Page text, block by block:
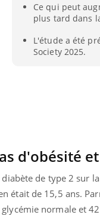
Ce qui peut
plus tard dans
L'étude a été
Society 2025.
d'obésité
de type 2 sur
était de 15,5 ans.
normale et
tous les jours
elle enfin ?